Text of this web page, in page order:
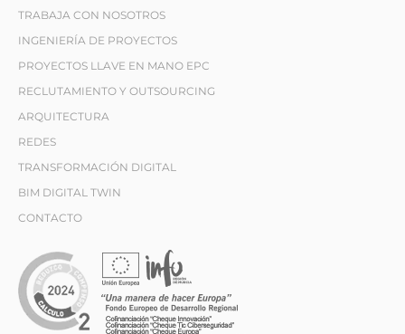
TRABAJA CON NOSOTROS
INGENIERÍA DE PROYECTOS
PROYECTOS LLAVE EN MANO EPC
RECLUTAMIENTO Y OUTSOURCING
ARQUITECTURA
REDES
TRANSFORMACIÓN DIGITAL
BIM DIGITAL TWIN
CONTACTO